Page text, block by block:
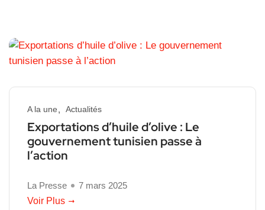
A la une Actualités
Exportations d’huile d’olive : Le
gouvernement tunisien passe à
l’action
La Presse
7 mars 2025
Voir Plus